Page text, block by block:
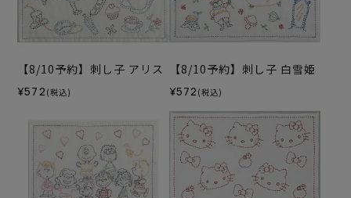
【8/10予約】刺し子 アリス
¥572 (税込)
【8/10予約】刺し子 白雪姫
¥572 (税込)